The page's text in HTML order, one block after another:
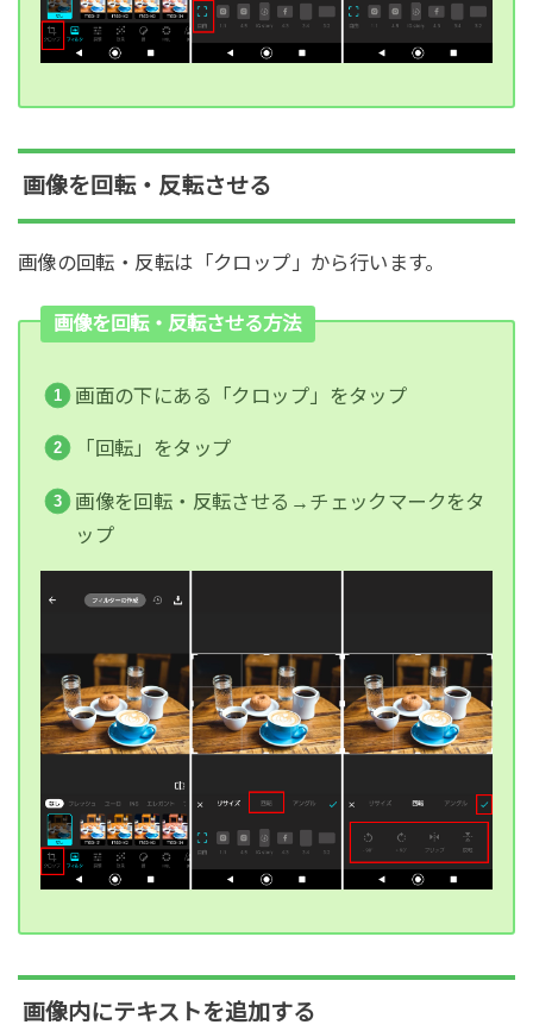
画像を回転・反転させる
画像の回転・反転は「クロップ」から行います。
画像を回転・反転させる方法
画面の下にある「クロップ」をタップ
「回転」をタップ
画像を回転・反転させる→チェックマークをタ
ップ
画像内にテキストを追加する